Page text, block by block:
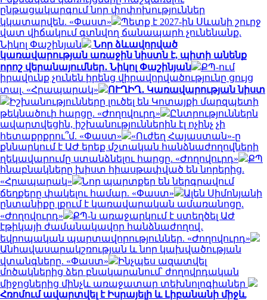
ընթացակարգում նոր փոփոխություններ
կկատարվեն. «Փաստ»
Պետք է 2027-ին Սևանի շուրջ
վատ վիճակում գտնվող ճանապարհ չունենանք.
Նիկոլ Փաշինյան
Նոր ձևավորված
կառավարության առաջին նիստն է, պիտի անենք
որոշ վերանայումներ․ Նիկոլ Փաշինյան
ՔՊ-ում
իրավունք չունեն իրենց վիրավորվածությունը ցույց
տալ. «Հրապարակ»
ՈՒՂԻՂ․ Կառավարության նիստ
Իշխանությունները լուծել են Կոտայքի մարզպետի
թեկնածուի հարցը. «Ժողովուրդ»
Ընտրություններն
ավարտվեցին, իշխանություններին էլ ոչինչ չի
հետաքրքրու՞մ. «Փաստ»
«Ուժեղ Հայաստան»-ը
քննարկում է ԱԺ երեք մշտական հանձնաժողովների
ղեկավարումը ստանձնելու հարցը. «Ժողովուրդ»
ՔՊ
հնաբնակները խիստ հիասթափված են նորերից.
«Հրապարակ»
Նոր պարտքեր են ներգրավում
ճեղքերը փակելու համար. «Փաստ»
Ալեն Սիմոնյանի
ընտանիքը լքում է կառավարական ամառանոցը.
«Ժողովուրդ»
ՔՊ-ն առաջարկում է ստեղծել ԱԺ
էթիկայի ժամանակավոր հանձնաժողով․
եվրոպական պարտավորություններ. «Ժողովուրդ»
Անհավասարակշռության և նոր կախվածության
վտանգները. «Փաստ»
Ինչպես ազատվել
մոծակներից ձեր բնակարանում՝ ժողովրդական
միջոցներից մինչև առաջատար տեխնոլոգիաներ
Հռոմում ավարտվել է Իսրայելի և Լիբանանի միջև